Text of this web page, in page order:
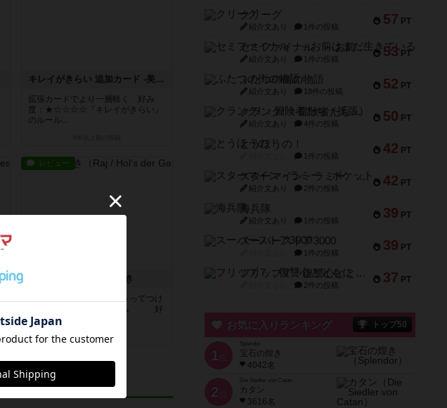
キレイがきらい 追加カード -美しいブタ-
拡張カードでより一層軽く 好み
度：★☆☆☆☆『キレイがきらい』
のルール...
レビュー
ハゲタカのえじき
バッティング系入門にはうってつけ
のシンプルなカードゲーム 好
み度：...
6年以上前の投稿
57 PT
クリーグ
紹介文あり 1件の投稿
53 PT
セミファイナル ～お前はまだ生きている～
紹介文あり 1件の投稿
52 PT
ふたつの街の物語
紹介文あり 18件の投稿
50 PT
クランク! ：冒険者たち（拡張）
紹介文あり 4件の投稿
42 PT
とうほうの！
1件の投稿
42 PT
スターマイン・ラミー ポケット
紹介文あり 2件の投稿
39 PT
海兵隊
紹介文あり 1件の投稿
39 PT
スーパーストア3000
1件の投稿
37 PT
フリップ７：復讐心とともに
2件の投稿
お気に入りランキング トップ50
1 位
宝石の煌き
4042名
2 位
Die Siedler von Catan
カタン
3616名